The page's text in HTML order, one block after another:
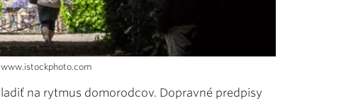
www.istockphoto.com
na rytmus domorodcov. Dopravné predpisy